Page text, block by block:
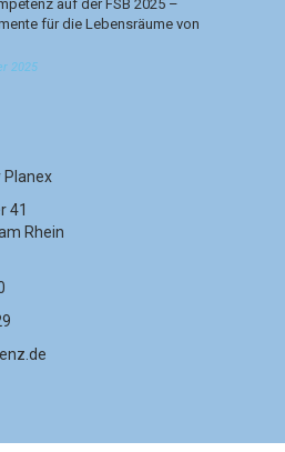
auf der FSB 2025 –
für die Lebensräume von
2025
Planex
41
Rhein